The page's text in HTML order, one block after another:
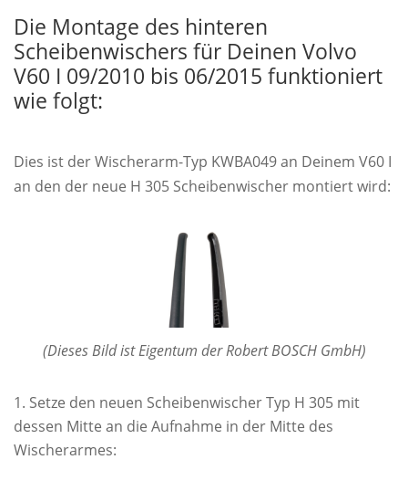
Die Montage des hinteren
Scheibenwischers für Deinen Volvo
V60 I 09/2010 bis 06/2015 funktioniert
wie folgt:
Dies ist der Wischerarm-Typ KWBA049 an Deinem V60 I
an den der neue H 305 Scheibenwischer montiert wird:
(Dieses Bild ist Eigentum der Robert BOSCH GmbH)
Setze den neuen Scheibenwischer Typ H 305 mit
dessen Mitte an die Aufnahme in der Mitte des
Wischerarmes: